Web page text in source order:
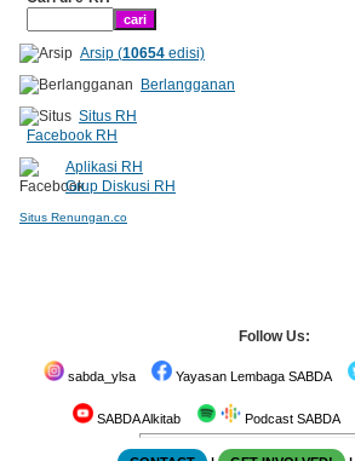
Arsip (10654edisi)
Berlangganan
Situs RH
Facebook RH
Aplikasi RH
Grup Diskusi RH
Situs Renungan.co
Follow Us:
sabda_ylsa Yayasan Lembaga SABDA
SABDA Alkitab Podcast SABDA